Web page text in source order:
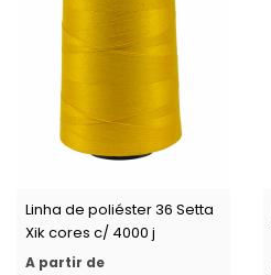
Linha de poliéster 36 Setta
Xik cores c/ 4000 j
A partir de